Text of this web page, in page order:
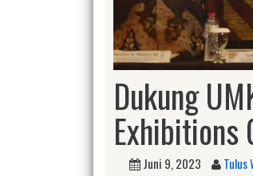
Dukung
Exhibitions
Juni 9, 2023 Tulus